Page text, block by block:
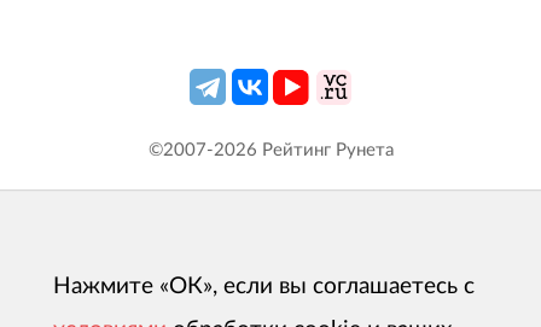
©2007-2026 Рейтинг Рунета
Нажмите «ОК», если вы соглашаетесь с